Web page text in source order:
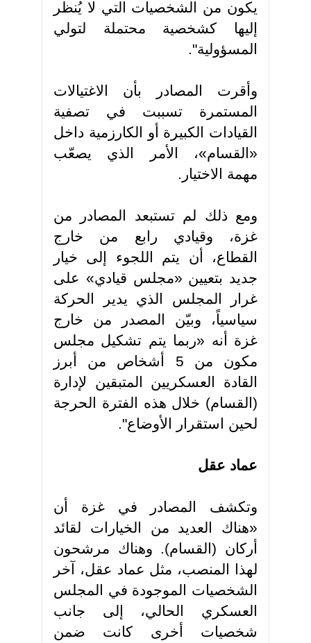
يكون من الشخصيات التي لا يُنظر
إليها كشخصية محتملة لتولي
المسؤولية".
وأقرت المصادر بأن الاغتيالات
المستمرة تسببت في تصفية
القيادات الكبيرة أو الكارزمية داخل
«القسام»، الأمر الذي يصعّب
مهمة الاختيار .
ومع ذلك لم تستبعد المصادر من
غزة، وقيادي رابع من خارج
القطاع، أن يتم اللجوء إلى خيار
جديد بتعيين «مجلس قيادي» على
غرار المجلس الذي يدير الحركة
سياسياً، وبيّن المصدر من خارج
غزة أنه «ربما يتم تشكيل مجلس
مكون من 5 أشخاص من أبرز
القادة العسكريين المتبقين لإدارة
(القسام) خلال هذه الفترة الحرجة
لحين استقرار الأوضاع".
عماد عقل
وتكشف المصادر في غزة أن
«هناك العديد من الخيارات لقائد
أركان (القسام). وهناك مرشحون
لهذا المنصب، مثل عماد عقل، آخر
الشخصيات الموجودة في المجلس
العسكري الحالي، إلى جانب
شخصيات أخرى كانت ضمن